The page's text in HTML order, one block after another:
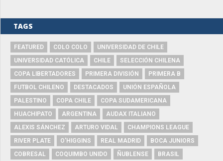
TAGS
FEATURED COLO COLO
UNIVERSIDAD DE CHILE
UNIVERSIDAD CATÓLICA
CHILE
SELECCIÓN CHILENA
COPA LIBERTADORES
PRIMERA DIVISIÓN
PRIMERA B
FUTBOL CHILENO
DESTACADOS
UNIÓN ESPAÑOLA
PALESTINO
COPA CHILE
COPA SUDAMERICANA
HUACHIPATO
ARGENTINA
AUDAX ITALIANO
ALEXIS SÁNCHEZ
ARTURO VIDAL
CHAMPIONS LEAGUE
RIVER PLATE
O'HIGGINS REAL MADRID
BOCA JUNIORS
COBRESAL
COQUIMBO UNIDO ÑUBLENSE
BRASIL